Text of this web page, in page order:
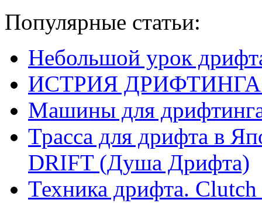
Популярные статьи:
Небольшой урок
ИСТРИЯ
Машины для
Трасса для дрифта в
DRIFT (Душа Дрифта)
Техника дрифта.